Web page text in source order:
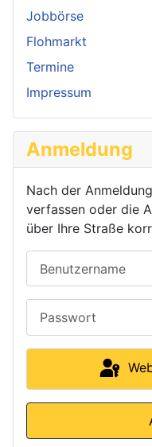
Jobbörse
Flohmarkt
Termine
Impressum
Anmeldung
Nach der
verfassen oder die
über Ihre Straße